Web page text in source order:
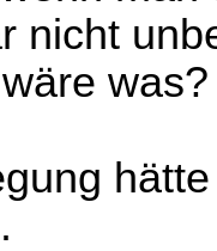
nicht